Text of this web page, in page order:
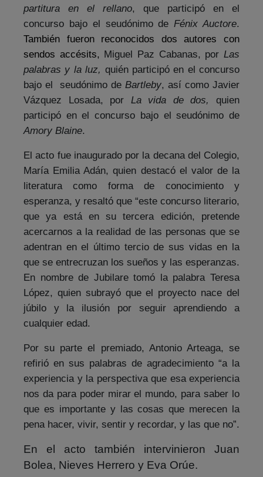
partitura en el rellano,
que participó en el
concurso bajo el seudónimo de Fénix Auctore.
También fueron reconocidos dos autores con
sendos accésits, Miguel Paz Cabanas, por Las
palabras y la luz, quién participó en el concurso
bajo el seudónimo de Bartleby, así como Javier
Vázquez Losada, por La vida de dos,quien
participó en el concurso bajo el seudónimo de
Amory Blaine.
El acto fue inaugurado por la decana del Colegio,
María Emilia Adán, quien destacó el valor de la
literatura como forma de conocimiento y
esperanza, y resaltó que “este concurso literario,
que ya está en su tercera edición, pretende
acercarnos a la realidad de las personas que se
adentran en el último tercio de sus vidas en la
que se entrecruzan los sueños y las esperanzas.
En nombre de Jubilare tomó la palabra Teresa
López, quien subrayó que el proyecto nace del
júbilo y la ilusión por seguir aprendiendo a
cualquier edad.
Por su parte el premiado, Antonio Arteaga, se
refirió en sus palabras de agradecimiento “a la
experiencia y la perspectiva que esa experiencia
nos da para poder mirar el mundo, para saber lo
que es importante y las cosas que merecen la
pena hacer, vivir, sentir y recordar, y las que no”.
En el acto también intervinieron Juan
Bolea, Nieves Herrero y Eva Orúe.